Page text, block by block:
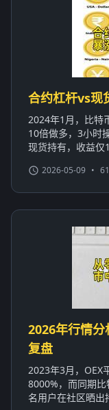
合约杠杆vs现
2024年1月，比特
10倍做多，3小时
现货持有，收益仅
2026-05-09 •
2026年行情分
复盘
2023年3月，OEX
8000%，而同期
名用户在社区晒